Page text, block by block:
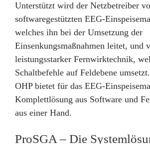
Unterstützt wird der Netzbetreiber
softwaregestützten EEG-
welches ihn bei der Umsetzung der
Einsenkungsmaßnahmen leitet, und
leistungsstarker Fernwirktechnik,
Schaltbefehle auf Feldebene umsetzt.
OHP bietet für das EEG-
Komplettlösung aus Software und
aus einer Hand.
ProSGA – Die